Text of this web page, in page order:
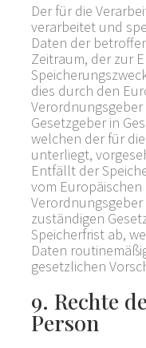
Der für die
verarbeitet und
Daten der
Zeitraum, der zur
dies durch den
Gesetzgeber in
welchen der für
unterliegt,
Entfällt der
vom
zuständigen
Speicherfrist ab,
Daten
gesetzlichen
9. Rechte
Person